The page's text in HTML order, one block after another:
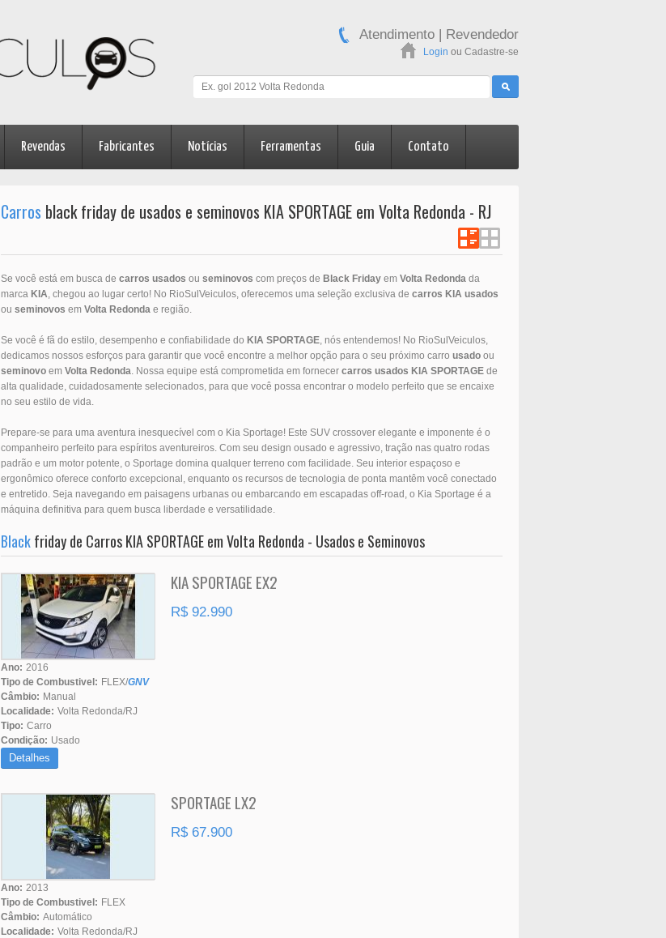
Atendimento | Revendedor
Login ou Cadastre-se
Revendas Fabricantes Notícias Ferramentas Guia Contato
Carros black friday de usados e seminovos KIA SPORTAGE em Volta Redonda - RJ
Se você está em busca de carros usados ou seminovos com preços de Black Friday em Volta Redonda da
marca KIA, chegou ao lugar certo! No RioSulVeiculos, oferecemos uma seleção exclusiva de carros KIA usados
ou seminovos em Volta Redonda e região.
Se você é fã do estilo, desempenho e confiabilidade do KIA SPORTAGE, nós entendemos! No RioSulVeiculos,
dedicamos nossos esforços para garantir que você encontre a melhor opção para o seu próximo carro usado ou
seminovo em Volta Redonda. Nossa equipe está comprometida em fornecer carros usados KIA SPORTAGE de
alta qualidade, cuidadosamente selecionados, para que você possa encontrar o modelo perfeito que se encaixe
no seu estilo de vida.
Prepare-se para uma aventura inesquecível com o Kia Sportage! Este SUV crossover elegante e imponente é o
companheiro perfeito para espíritos aventureiros. Com seu design ousado e agressivo, tração nas quatro rodas
padrão e um motor potente, o Sportage domina qualquer terreno com facilidade. Seu interior espaçoso e
ergonômico oferece conforto excepcional, enquanto os recursos de tecnologia de ponta mantêm você conectado
e entretido. Seja navegando em paisagens urbanas ou embarcando em escapadas off-road, o Kia Sportage é a
máquina definitiva para quem busca liberdade e versatilidade.
Blackfriday de Carros KIA SPORTAGE em Volta Redonda - Usados e Seminovos
KIA SPORTAGE EX2
R$ 92.990
Ano: 2016
Tipo de Combustivel: FLEX/GNV
Câmbio: Manual
Localidade: Volta Redonda/RJ
Tipo: Carro
Condição: Usado
Detalhes
SPORTAGE LX2
R$ 67.900
Ano: 2013
Tipo de Combustivel: FLEX
Câmbio: Automático
Localidade: Volta Redonda/RJ